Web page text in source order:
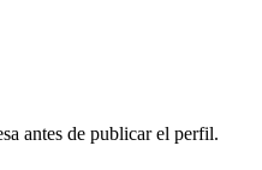
antes de publicar el perfil.